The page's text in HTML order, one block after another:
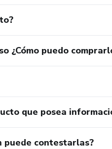
¿Cómo puedo
que posea
puede contestarlas?